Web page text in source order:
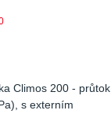
Climos 200 - průtok
s externím